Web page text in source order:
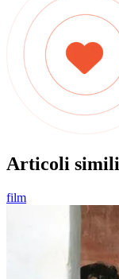
Articoli simili
film